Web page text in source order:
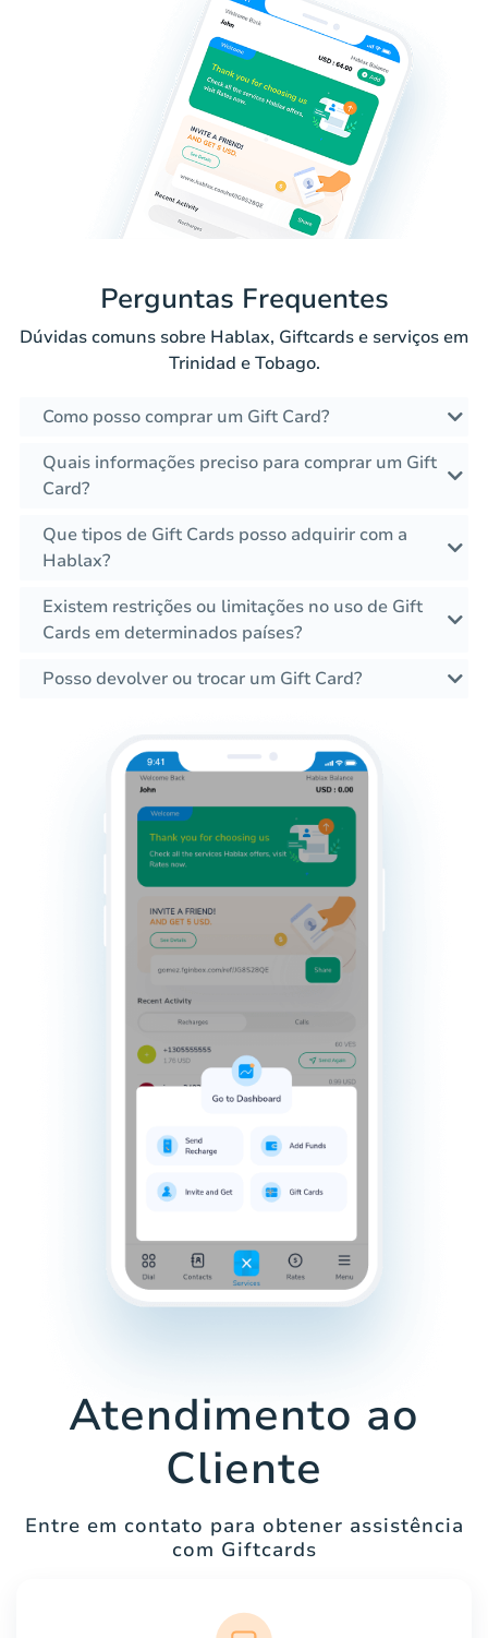
Perguntas Frequentes
Dúvidas comuns sobre Hablax, Giftcards e serviços em
Trinidad e Tobago.
Como posso comprar um Gift Card?
Quais informações preciso para comprar um Gift
Card?
Que tipos de Gift Cards posso adquirir com a
Hablax?
Existem restrições ou limitações no uso de Gift
Cards em determinados países?
Posso devolver ou trocar um Gift Card?
Atendimento ao
Cliente
Entre em contato para obtener assistência
com Giftcards